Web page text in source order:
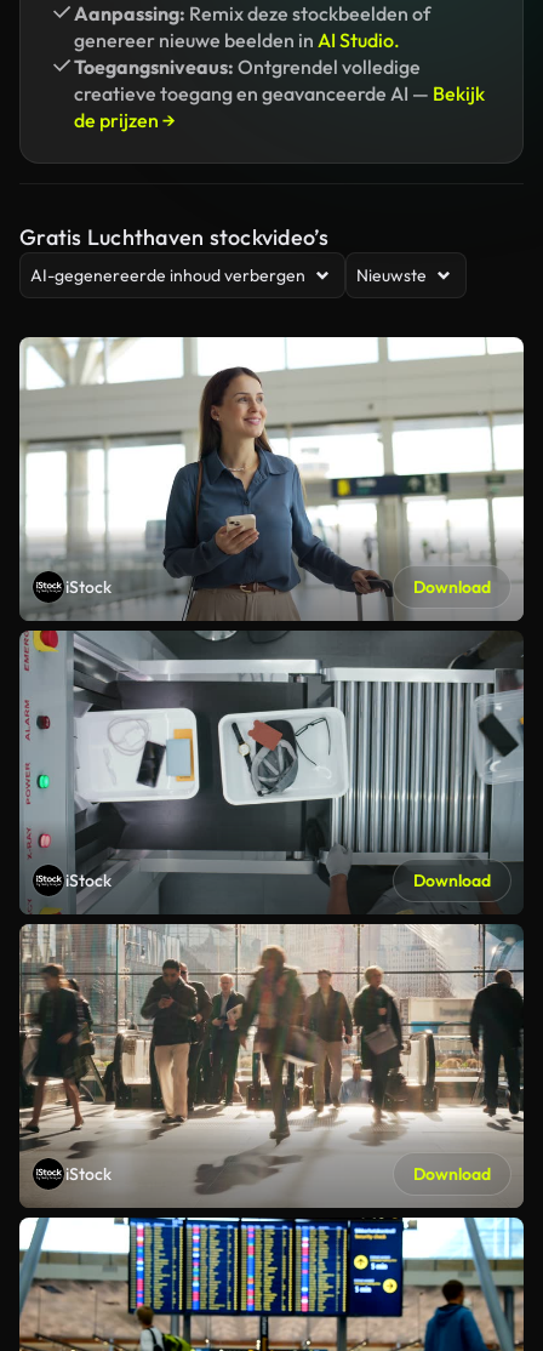
Aanpassing: Remix deze stockbeelden of
genereer nieuwe beelden in AI Studio.
Toegangsniveaus: Ontgrendel volledige
creatieve toegang en geavanceerde AI — Bekijk
de prijzen →
Gratis Luchthaven stockvideo’s
AI-gegenereerde inhoud verbergen Nieuwste
iStock Download
iStock Download
iStock Download